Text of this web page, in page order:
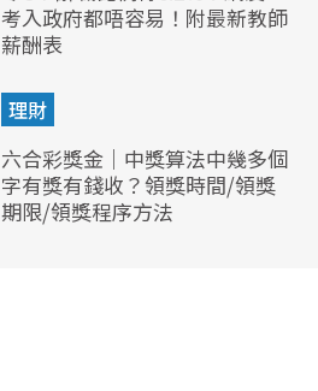
考入政府都唔容易！附最新教師
薪酬表
理財
六合彩獎金｜中獎算法中幾多個
字有獎有錢收？領獎時間/領獎
期限/領獎程序方法